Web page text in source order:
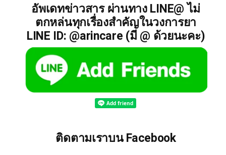
อัพเดทข่าวสาร ผ่านทาง LINE@ ไม่
ตกหล่นทุกเรื่องสำคัญในวงการยา
LINE ID: @arincare (มี @ ด้วยนะคะ)
ติดตามเราบน Facebook